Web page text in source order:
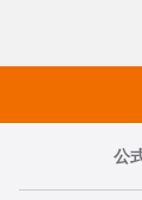
公